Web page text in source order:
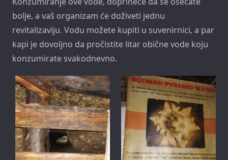
bolje, a vaš organizam će doživeti jednu
revitalizaviju. Vodu možete kupiti u suvenirnici, a par
kapi je dovoljno da pročistite litar obične vode koju
konzumirate svakodnevno.